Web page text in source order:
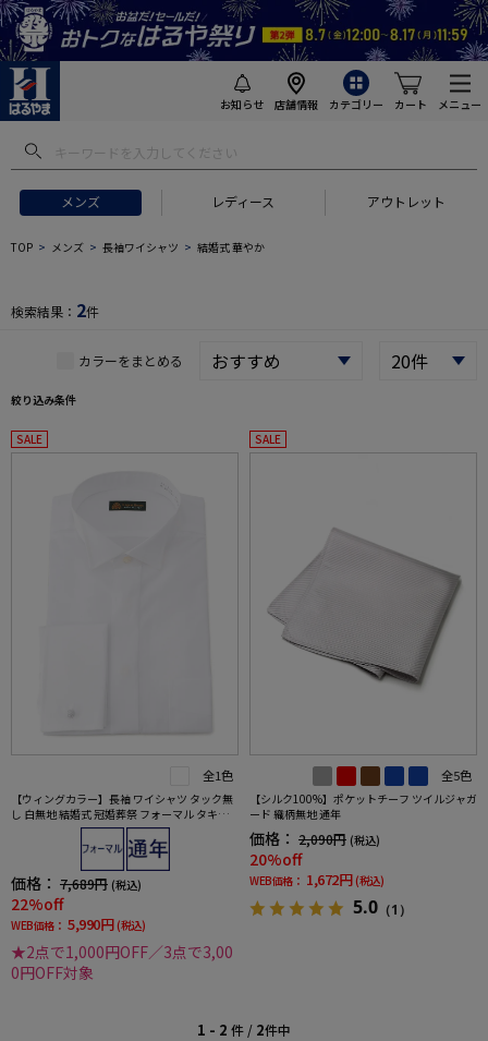
お知らせ 店舗情報 カテゴリー カート メニュー
メンズ レディース アウトレット
フトにおすすめ #セットアップ スーツ
TOP メンズ 長袖ワイシャツ 結婚式 華やか
検索結果： 2件
カラーをまとめる
絞り込み条件
SALE
全1色
【ウィングカラー】長袖 ワイシャツ タック無
し 白無地 結婚式 冠婚葬祭 フォーマル タキシ
ード モーニング 正礼装 蝶ネクタイ向け
価格： 7,689円 (税込)
22%off
WEB価格： 5,990円 (税込)
★2点で1,000円OFF／3点で3,00
0円OFF対象
SALE
全5色
【シルク100%】ポケットチーフ ツイルジャガ
ード 織柄無地 通年
価格： 2,090円 (税込)
20%off
WEB価格： 1,672円 (税込)
5.0 （1）
1 - 2 件 / 2件中